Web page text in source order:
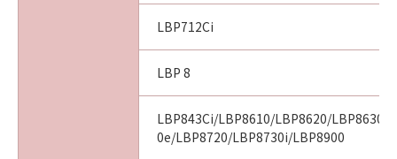
LBP712Ci
LBP 8
LBP843Ci/LBP8610/LBP8620/LBP8630/
0e/LBP8720/LBP8730i/LBP8900